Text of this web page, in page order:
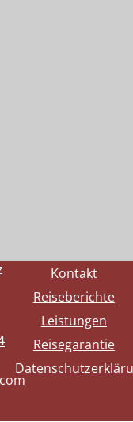
Kontakt
Reiseberichte
Leistungen
Reisegarantie